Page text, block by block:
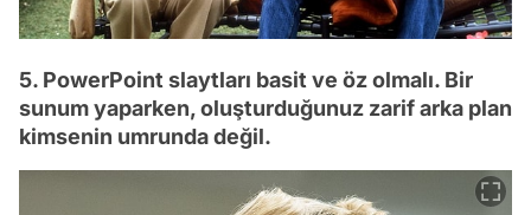
5. PowerPoint slaytları basit ve öz olmalı. Bir
sunum yaparken, oluşturduğunuz zarif arka plan
kimsenin umrunda değil.